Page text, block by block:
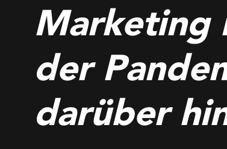
Marketing
der
darüber